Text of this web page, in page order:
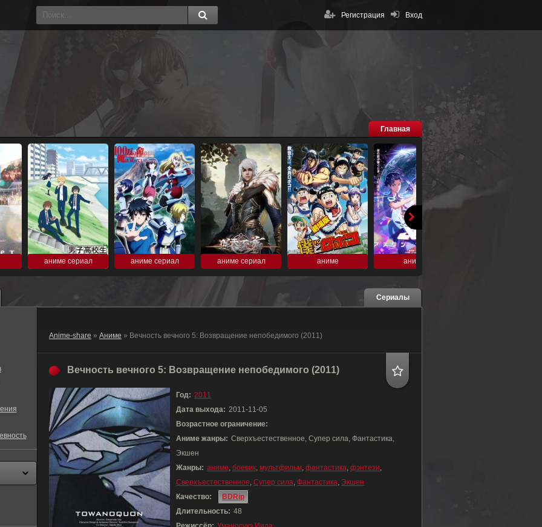
Вход
Регистрация
Главная
аниме сериал аниме сериал аниме сериал аниме аниме
Сериалы
Anime-share » Аниме » Вечность вечного 5: Возвращение непобедимого (2011)
Вечность вечного 5: Возвращение непобедимого (2011)
Год: 2011
Дата выхода: 2011-11-05
Возрастное ограничение:
Аниме жанры: Сверхъестественное, Супер сила, Фантастика,
Экшен
Жанры: аниме, боевик, мультфильм, фантастика, фэнтези,
Сверхъестественное, Супер сила, Фантастика, Экшен
Качество:
BDRip
Длительность: 48